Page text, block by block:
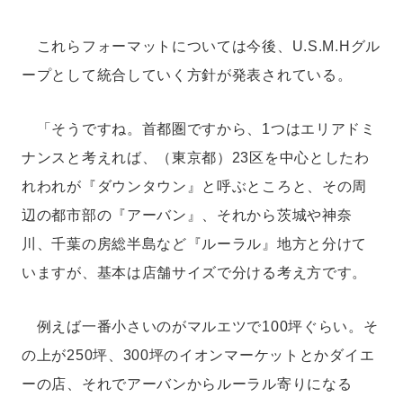
これらフォーマットについては今後、U.S.M.Hグル
ープとして統合していく方針が発表されている。
「そうですね。首都圏ですから、1つはエリアドミ
ナンスと考えれば、（東京都）23区を中心としたわ
れわれが『ダウンタウン』と呼ぶところと、その周
辺の都市部の『アーバン』、それから茨城や神奈
川、千葉の房総半島など『ルーラル』地方と分けて
いますが、基本は店舗サイズで分ける考え方です。
例えば一番小さいのがマルエツで100坪ぐらい。そ
の上が250坪、300坪のイオンマーケットとかダイエ
ーの店、それでアーバンからルーラル寄りになる